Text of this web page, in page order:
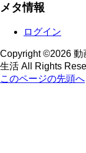
メタ情報
ログイン
Copyright ©2026 動
生活 All Rights
このページの先頭へ